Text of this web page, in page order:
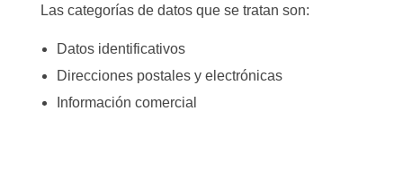
Las categorías de datos que se tratan son:
Datos identificativos
Direcciones postales y electrónicas
Información comercial